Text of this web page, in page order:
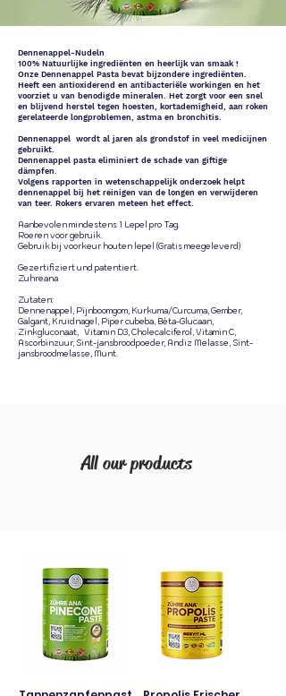
Dennenappel-Nudeln
100% Natuurlijke ingrediënten en heerlijk van smaak !
Onze Dennenappel Pasta bevat bijzondere ingrediënten.
Heeft een antioxiderend en antibacteriële workingen en het
voorziet u van benodigde mineralen. Het zorgt voor een snel
en blijvend herstel tegen hoesten, kortademigheid, aan roken
gerelateerde longproblemen, astma en bronchitis.
Dennenappel wordt al jaren als grondstof in veel medicijnen
gebruikt.
Dennenappel pasta eliminiert de schade van giftige
dämpfen.
Volgens rapporten in wetenschappelijk onderzoek helpt
dennenappel bij het reinigen van de longen en verwijderen
van teer. Rokers ervaren meteen het effect.
Aanbevolen mindestens 1 Lepel pro Tag.
Roeren voor gebruik.
Gebruik bij voorkeur houten lepel (Gratis meegeleverd)
Gezertifiziert und patentiert.
Zuhreana
Zutaten:
Dennenappel, Pijnboomgom, Kurkuma/Curcuma, Gember,
Galgant, Kruidnagel, Piper cubeba, Bèta-Glucaan,
Zinkgluconaat,
Vitamin D3, Cholecalciferol, Vitamin C,
Ascorbinzuur, Sint-jansbroodpoeder, Andiz Melasse, Sint-
jansbroodmelasse, Munt.
All our products